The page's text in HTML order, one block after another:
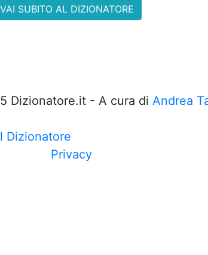
VAI SUBITO AL DIZIONATORE
Dizionatore.it - A cura di Andrea
Dizionatore
Privacy